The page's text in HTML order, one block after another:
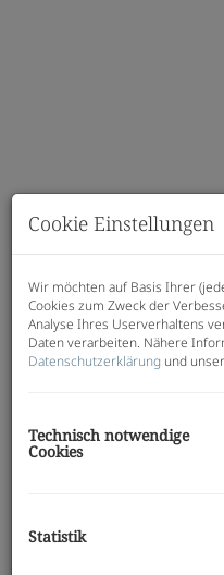
JAKOMINI VERDE –
Wohnungen:
32
Cookie Einstellungen
Wir möchten auf Basis Ihrer
Cookies zum Zweck der
Analyse Ihres Userverhaltens
Daten verarbeiten. Nähere
Datenschutzerklärung und
Technisch notwendige
Cookies
Statistik